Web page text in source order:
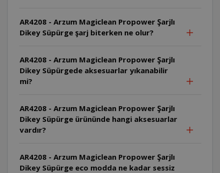
AR4208 - Arzum Magiclean Propower Şarjlı
Dikey Süpürge şarj biterken ne olur?
AR4208 - Arzum Magiclean Propower Şarjlı
Dikey Süpürgede aksesuarlar yıkanabilir
mi?
AR4208 - Arzum Magiclean Propower Şarjlı
Dikey Süpürge ürününde hangi aksesuarlar
vardır?
AR4208 - Arzum Magiclean Propower Şarjlı
Dikey Süpürge eco modda ne kadar sessiz